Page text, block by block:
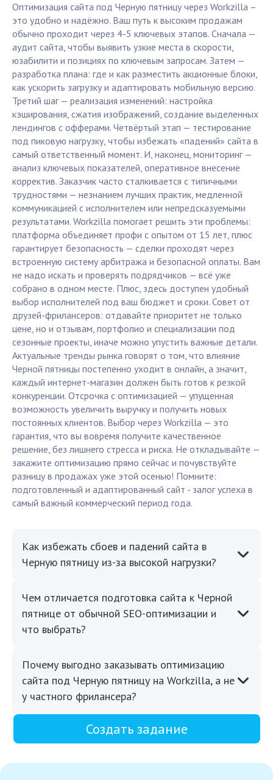
Оптимизация сайта под Черную пятницу через Workzilla –
это удобно и надёжно. Ваш путь к высоким продажам
обычно проходит через 4-5 ключевых этапов. Сначала —
аудит сайта, чтобы выявить узкие места в скорости,
юзабилити и позициях по ключевым запросам. Затем —
разработка плана: где и как разместить акционные блоки,
как ускорить загрузку и адаптировать мобильную версию.
Третий шаг — реализация изменений: настройка
кэширования, сжатия изображений, создание выделенных
лендингов с офферами. Четвёртый этап — тестирование
под пиковую нагрузку, чтобы избежать «падений» сайта в
самый ответственный момент. И, наконец, мониторинг —
анализ ключевых показателей, оперативное внесение
корректив. Заказчик часто сталкивается с типичными
трудностями — незнанием лучших практик, медленной
коммуникацией с исполнителем или непредсказуемыми
результатами. Workzilla помогает решить эти проблемы:
платформа объединяет профи с опытом от 15 лет, плюс
гарантирует безопасность — сделки проходят через
встроенную систему арбитража и безопасной оплаты. Вам
не надо искать и проверять подрядчиков — всё уже
собрано в одном месте. Плюс, здесь доступен удобный
выбор исполнителей под ваш бюджет и сроки. Совет от
друзей-фрилансеров: отдавайте приоритет не только
цене, но и отзывам, портфолио и специализации под
сезонные проекты, иначе можно упустить важные детали.
Актуальные тренды рынка говорят о том, что влияние
Черной пятницы постепенно уходит в онлайн, а значит,
каждый интернет-магазин должен быть готов к резкой
конкуренции. Отсрочка с оптимизацией — упущенная
возможность увеличить выручку и получить новых
постоянных клиентов. Выбор через Workzilla — это
гарантия, что вы вовремя получите качественное
решение, без лишнего стресса и риска. Не откладывайте —
закажите оптимизацию прямо сейчас и почувствуйте
разницу в продажах уже этой осенью! Помните:
подготовленный и адаптированный сайт - залог успеха в
самый важный коммерческий период года.
Как избежать сбоев и падений сайта в
Черную пятницу из-за высокой нагрузки?
Чем отличается подготовка сайта к Черной
пятнице от обычной SEO-оптимизации и
что выбрать?
Почему выгодно заказывать оптимизацию
сайта под Черную пятницу на Workzilla, а не
у частного фрилансера?
Создать задание